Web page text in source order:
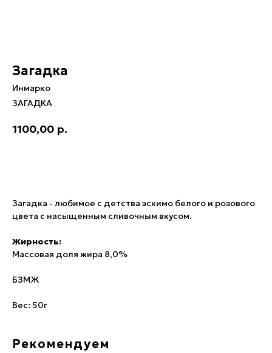
Загадка
Инмарко
ЗАГАДКА
1100,00 р.
Загадка - любимое с детства эскимо белого и розового
цвета с насыщенным сливочным вкусом.
Жирность:
Массовая доля жира 8,0%
БЗМЖ
Вес: 50г
Рекомендуем